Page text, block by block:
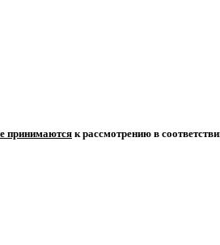
принимаютсяк рассмотрению в